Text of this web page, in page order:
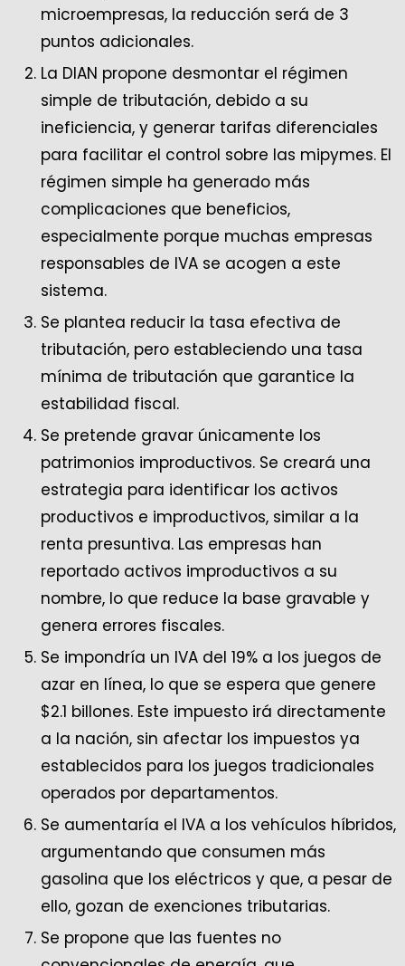
microempresas, la reducción será de 3
puntos adicionales.
La DIAN propone desmontar el régimen
simple de tributación, debido a su
ineficiencia, y generar tarifas diferenciales
para facilitar el control sobre las mipymes. El
régimen simple ha generado más
complicaciones que beneficios,
especialmente porque muchas empresas
responsables de IVA se acogen a este
sistema.
Se plantea reducir la tasa efectiva de
tributación, pero estableciendo una tasa
mínima de tributación que garantice la
estabilidad fiscal.
Se pretende gravar únicamente los
patrimonios improductivos. Se creará una
estrategia para identificar los activos
productivos e improductivos, similar a la
renta presuntiva. Las empresas han
reportado activos improductivos a su
nombre, lo que reduce la base gravable y
genera errores fiscales.
Se impondría un IVA del 19% a los juegos de
azar en línea, lo que se espera que genere
$2.1 billones. Este impuesto irá directamente
a la nación, sin afectar los impuestos ya
establecidos para los juegos tradicionales
operados por departamentos.
Se aumentaría el IVA a los vehículos híbridos,
argumentando que consumen más
gasolina que los eléctricos y que, a pesar de
ello, gozan de exenciones tributarias.
Se propone que las fuentes no